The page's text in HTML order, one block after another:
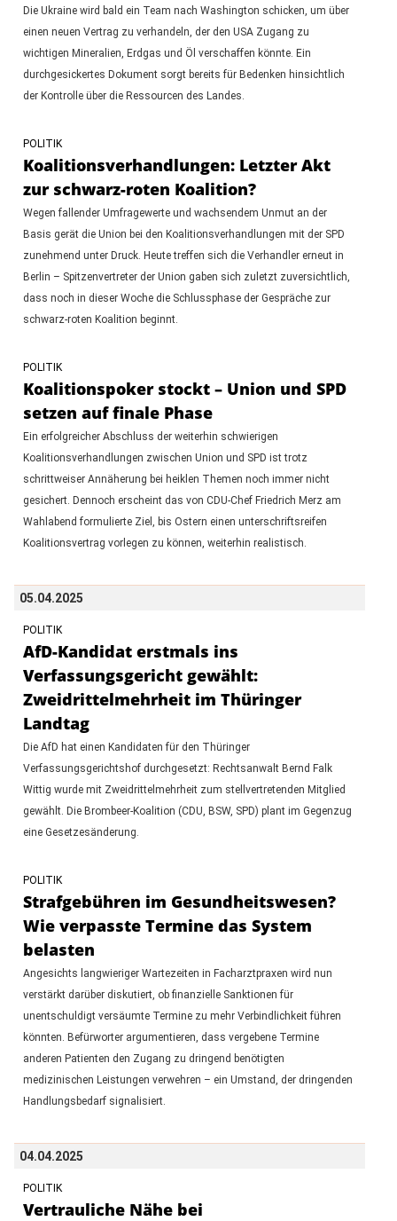
Die Ukraine wird bald ein Team nach Washington schicken, um über
einen neuen Vertrag zu verhandeln, der den USA Zugang zu
wichtigen Mineralien, Erdgas und Öl verschaffen könnte. Ein
durchgesickertes Dokument sorgt bereits für Bedenken hinsichtlich
der Kontrolle über die Ressourcen des Landes.
POLITIK
Koalitionsverhandlungen: Letzter Akt
zur schwarz-roten Koalition?
Wegen fallender Umfragewerte und wachsendem Unmut an der
Basis gerät die Union bei den Koalitionsverhandlungen mit der SPD
zunehmend unter Druck. Heute treffen sich die Verhandler erneut in
Berlin – Spitzenvertreter der Union gaben sich zuletzt zuversichtlich,
dass noch in dieser Woche die Schlussphase der Gespräche zur
schwarz-roten Koalition beginnt.
POLITIK
Koalitionspoker stockt – Union und SPD
setzen auf finale Phase
Ein erfolgreicher Abschluss der weiterhin schwierigen
Koalitionsverhandlungen zwischen Union und SPD ist trotz
schrittweiser Annäherung bei heiklen Themen noch immer nicht
gesichert. Dennoch erscheint das von CDU-Chef Friedrich Merz am
Wahlabend formulierte Ziel, bis Ostern einen unterschriftsreifen
Koalitionsvertrag vorlegen zu können, weiterhin realistisch.
05.04.2025
POLITIK
AfD-Kandidat erstmals ins
Verfassungsgericht gewählt:
Zweidrittelmehrheit im Thüringer
Landtag
Die AfD hat einen Kandidaten für den Thüringer
Verfassungsgerichtshof durchgesetzt: Rechtsanwalt Bernd Falk
Wittig wurde mit Zweidrittelmehrheit zum stellvertretenden Mitglied
gewählt. Die Brombeer-Koalition (CDU, BSW, SPD) plant im Gegenzug
eine Gesetzesänderung.
POLITIK
Strafgebühren im Gesundheitswesen?
Wie verpasste Termine das System
belasten
Angesichts langwieriger Wartezeiten in Facharztpraxen wird nun
verstärkt darüber diskutiert, ob finanzielle Sanktionen für
unentschuldigt versäumte Termine zu mehr Verbindlichkeit führen
könnten. Befürworter argumentieren, dass vergebene Termine
anderen Patienten den Zugang zu dringend benötigten
medizinischen Leistungen verwehren – ein Umstand, der dringenden
Handlungsbedarf signalisiert.
04.04.2025
POLITIK
Vertrauliche Nähe bei